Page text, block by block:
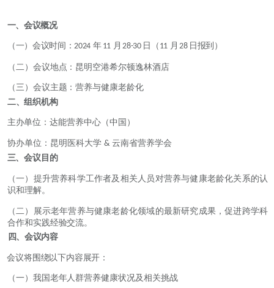
一、会议概况
（一）会议时间：2024 年 11 月 28-30 日（ 11 月 28 日报到）
（二）会议地点：昆明空港希尔顿逸林酒店
（三）会议主题：营养与健康老龄化
二、组织机构
主办单位：达能营养中心（中国）
协办单位：昆明医科大学 & 云南省营养学会
三、会议目的
（一）提升营养科学工作者及相关人员对营养与健康老龄化关系的认
识和理解。
（二）展示老年营养与健康老龄化领域的最新研究成果，促进跨学科
合作和实践经验交流。
四、会议内容
会议将围绕以下内容展开：
（一）我国老年人群营养健康状况及相关挑战